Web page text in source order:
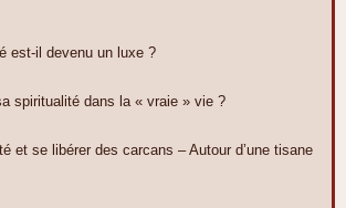
est-il devenu un luxe ?
spiritualité dans la « vraie » vie ?
et se libérer des carcans – Autour d’une tisane